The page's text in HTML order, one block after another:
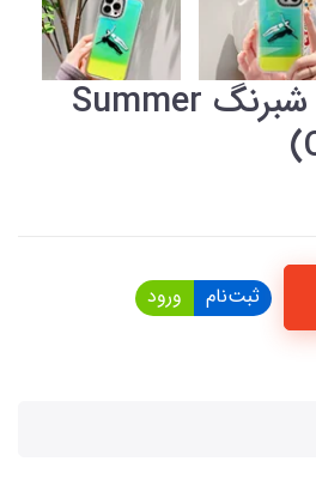
قاب آکواریومی شبرنگ Summer
ثبت‌نام ورود